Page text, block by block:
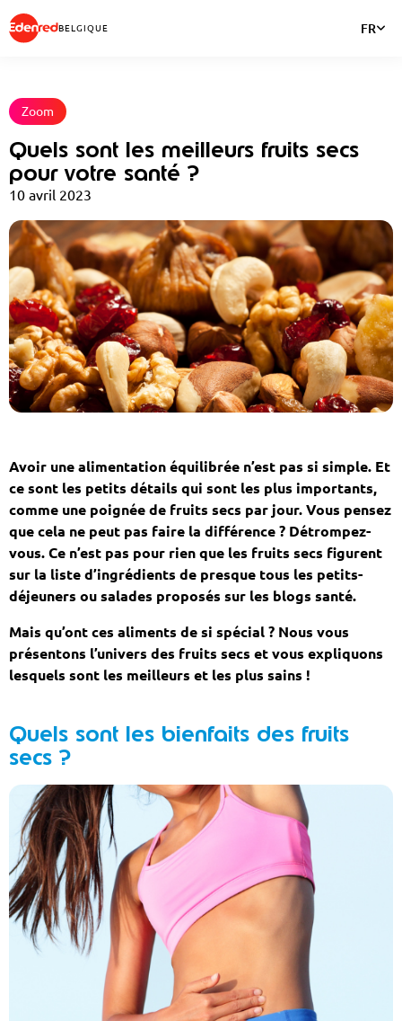
BELGIQUE FR
Zoom
Quels sont les meilleurs fruits secs
pour votre santé ?
10 avril 2023
Avoir une alimentation équilibrée n’est pas si simple. Et
ce sont les petits détails qui sont les plus importants,
comme une poignée de fruits secs par jour. Vous pensez
que cela ne peut pas faire la différence ? Détrompez-
vous. Ce n’est pas pour rien que les fruits secs figurent
sur la liste d’ingrédients de presque tous les petits-
déjeuners ou salades proposés sur les blogs santé.
Mais qu’ont ces aliments de si spécial ? Nous vous
présentons l’univers des fruits secs et vous expliquons
lesquels sont les meilleurs et les plus sains !
Quels sont les bienfaits des fruits
secs ?